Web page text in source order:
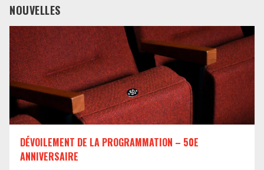
NOUVELLES
DÉVOILEMENT DE LA PROGRAMMATION – 50E
ANNIVERSAIRE